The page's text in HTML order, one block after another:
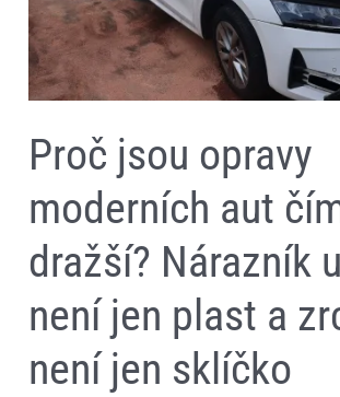
Proč jsou opravy
moderních aut
dražší? Nárazník
není jen plast a
není jen sklíčko
Nárazník
totiž
jen
plast
zrcátko
není
sklíčko